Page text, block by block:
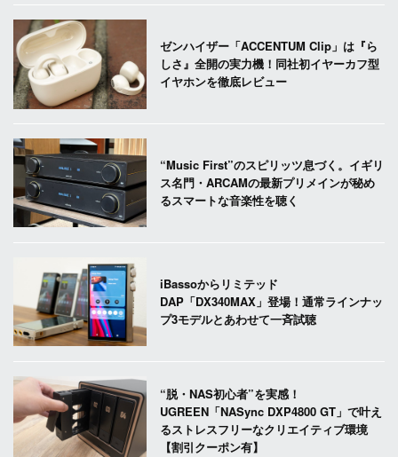
ゼンハイザー「ACCENTUM Clip」は『ら
しさ』全開の実力機！同社初イヤーカフ型
イヤホンを徹底レビュー
“Music First”のスピリッツ息づく。イギリ
ス名門・ARCAMの最新プリメインが秘め
るスマートな音楽性を聴く
iBassoからリミテッド
DAP「DX340MAX」登場！通常ラインナッ
プ3モデルとあわせて一斉試聴
“脱・NAS初心者”を実感！
UGREEN「NASync DXP4800 GT」で叶え
るストレスフリーなクリエイティブ環境
【割引クーポン有】